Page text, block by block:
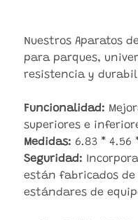
Nuestros Aparatos
para parques,
resistencia y
Funcionalidad:
superiores e
Medidas: 6.83 * 4.56
Seguridad:
están fabricados de
estándares de